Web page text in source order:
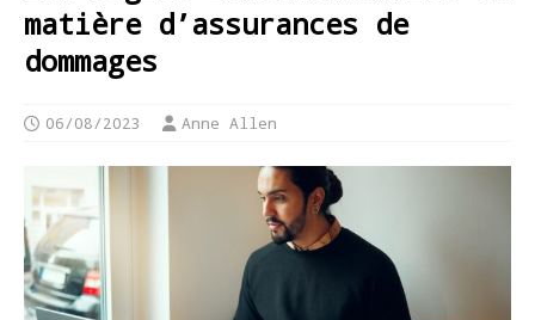
matière d’assurances de
dommages
06/08/2023 Anne Allen